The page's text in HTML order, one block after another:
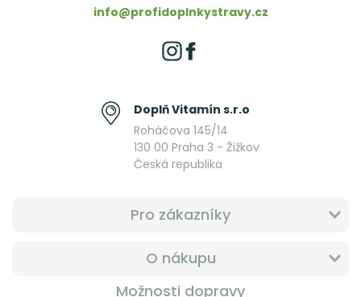
info@profidoplnkystravy.cz
Doplň Vitamín s.r.o
Roháčova 145/14
130 00 Praha 3 - Žižkov
Česká republika
Pro zákazníky
O nákupu
Možnosti dopravy